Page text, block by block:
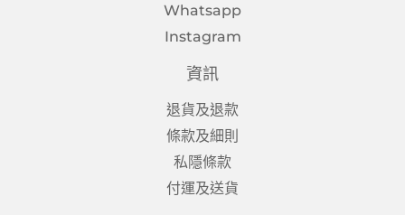
Whatsapp
Instagram
資訊
退貨及退款
條款及細則
私隱條款
付運及送貨